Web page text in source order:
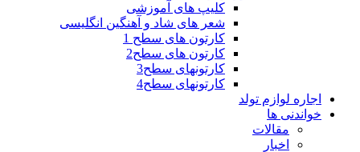
کلیپ های آموزشی
شعر های شاد و آهنگین انگلیسی
کارتون های سطح 1
کارتون های سطح2
کارتونهای سطح3
کارتونهای سطح4
اجاره لوازم تولد
خواندنی ها
مقالات
اخبار